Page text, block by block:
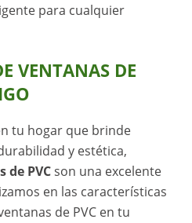
para cualquier
VENTANAS DE
tu hogar que brinde
y estética,
de PVCson una excelente
en las características
de PVC en tu